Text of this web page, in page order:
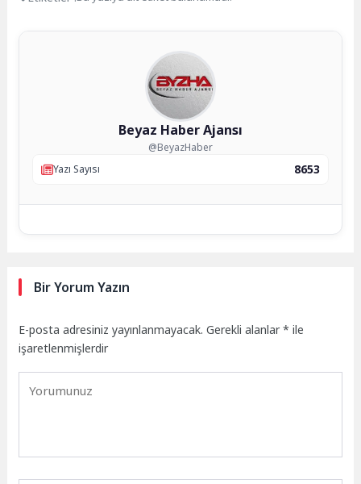
Beyaz Haber Ajansı
@BeyazHaber
Yazı Sayısı
8653
Bir Yorum Yazın
E-posta adresiniz yayınlanmayacak. Gerekli alanlar* ile
işaretlenmişlerdir